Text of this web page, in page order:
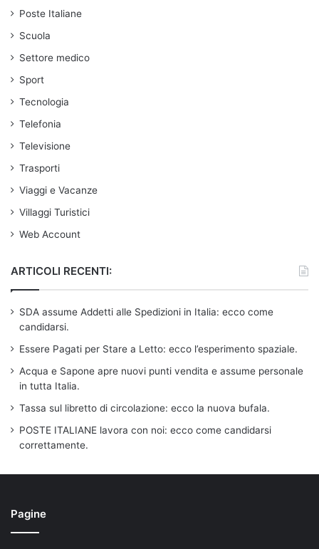
Poste Italiane
Scuola
Settore medico
Sport
Tecnologia
Telefonia
Televisione
Trasporti
Viaggi e Vacanze
Villaggi Turistici
Web Account
ARTICOLI RECENTI:
SDA assume Addetti alle Spedizioni in Italia: ecco come
candidarsi.
Essere Pagati per Stare a Letto: ecco l’esperimento spaziale.
Acqua e Sapone apre nuovi punti vendita e assume personale
in tutta Italia.
Tassa sul libretto di circolazione: ecco la nuova bufala.
POSTE ITALIANE lavora con noi: ecco come candidarsi
correttamente.
Pagine